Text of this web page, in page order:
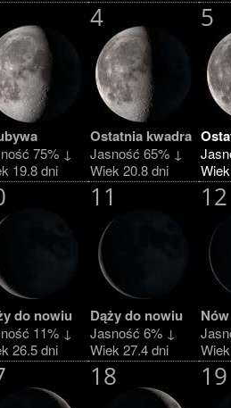
75% ↓
19.8 dni
4
Ostatnia kwadra
Jasność 65% ↓
Wiek 20.8 dni
5
do nowiu
11% ↓
26.5 dni
11
Dąży do nowiu
Jasność 6% ↓
Wiek 27.4 dni
12
Nów
18 19